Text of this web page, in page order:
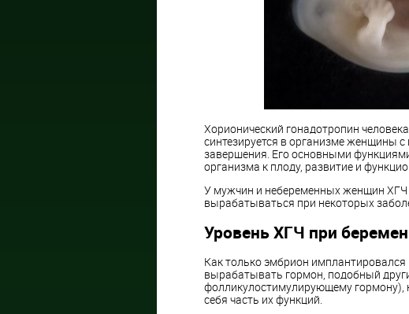
Хорионический гонадотропин
синтезируется в организме женщины
завершения. Его основными
организма к плоду, развитие и
У мужчин и небеременных женщин ХГЧ
вырабатываться при некоторых
Уровень ХГЧ при
Как только эмбрион
вырабатывать гормон, подобный
фолликулостимулирующему гормону),
себя часть их функций.